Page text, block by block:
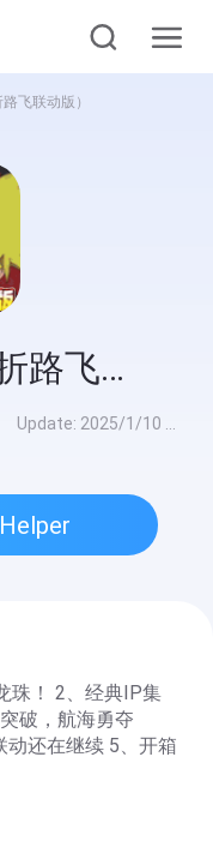
飞联动版）
海洋王国（0.05折路飞联动版）
Update: 2025/1/10 8:00:00
珠！ 2、经典IP集
破，航海勇夺
动还在继续 5、开箱